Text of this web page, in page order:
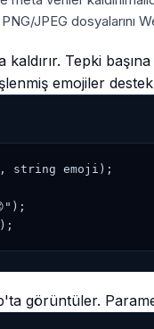
JPEG dosyalarını
Tepki
emojiler
string emoji);
görüntüler.